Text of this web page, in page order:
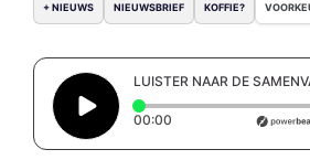
+ NIEUWS NIEUWSBRIEF KOFFIE?
LUISTER NAAR DE
00:00 Elapsed time: 0